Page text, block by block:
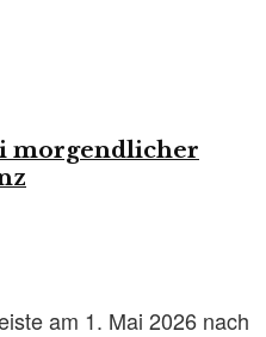
morgendlicher
am 1. Mai 2026 nach